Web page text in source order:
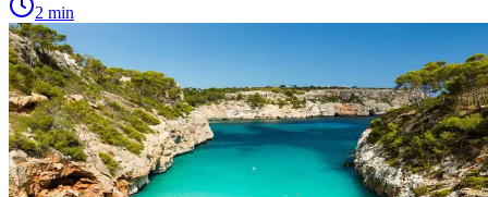
2 min